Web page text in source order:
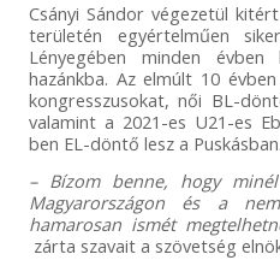
Csányi Sándor végezetül
területén egyértelműen
Lényegében minden évben
hazánkba. Az elmúlt 10
kongresszusokat, női BL-
valamint a 2021-es U21-es
ben EL-döntő lesz a Puskásban.
– Bízom benne, hogy
Magyarországon és a
hamarosan ismét
zárta szavait a szövetség